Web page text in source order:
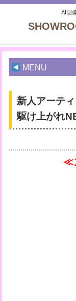
AI画
MENU
新人アーテ
駆け上がれ
≪